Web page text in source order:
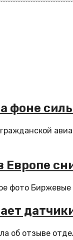
фоне
фото
об отзыве